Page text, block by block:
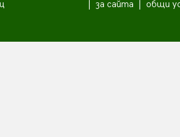
за сайта общи